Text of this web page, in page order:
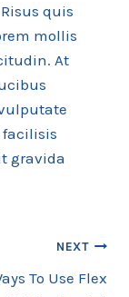
quis
mollis
At
gravida
NEXT
To Use Flex